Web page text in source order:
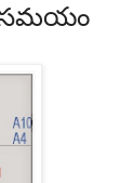
సమయం